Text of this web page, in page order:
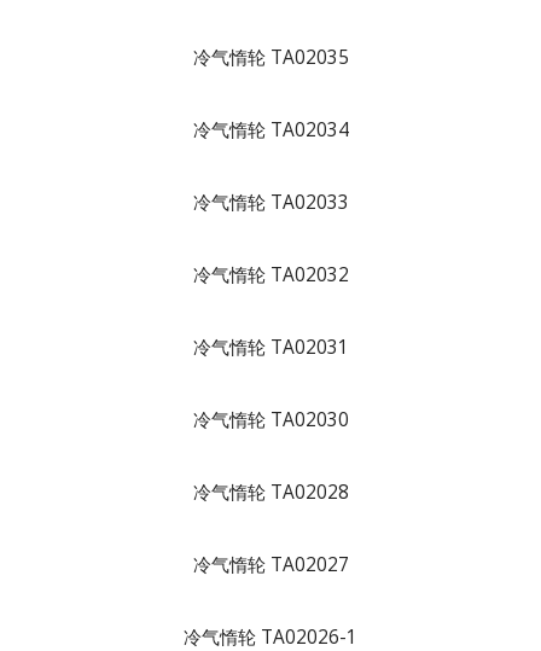
冷气惰轮 TA02035
冷气惰轮 TA02034
冷气惰轮 TA02033
冷气惰轮 TA02032
冷气惰轮 TA02031
冷气惰轮 TA02030
冷气惰轮 TA02028
冷气惰轮 TA02027
冷气惰轮 TA02026-1